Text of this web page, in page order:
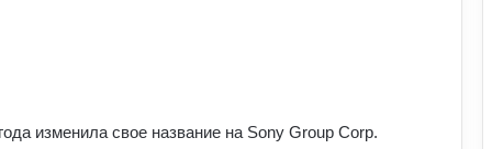
изменила свое название на Sony Group Corp.